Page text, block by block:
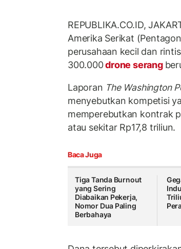
REPUBLIKA.CO.ID,
Amerika Serikat
perusahaan kecil dan
300.000drone serang
Laporan The Washington
menyebutkan kompetisi
memperebutkan kontrak
atau sekitar Rp17,8 triliun.
Baca Juga
Tiga Tanda Burnout
yang Sering
Diabaikan Pekerja,
Nomor Dua Paling
Berbahaya